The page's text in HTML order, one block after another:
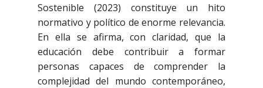
Sostenible (2023) constituye un hito
normativo y político de enorme relevancia.
En ella se afirma, con claridad, que la
educación debe contribuir a formar
personas capaces de comprender la
complejidad del mundo contemporáneo,